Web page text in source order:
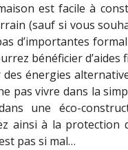
est facile à
(sauf si vous
d’importantes
bénéficier d’aides
énergies
pas vivre dans la
une éco-
ainsi à la protection
pas si mal…